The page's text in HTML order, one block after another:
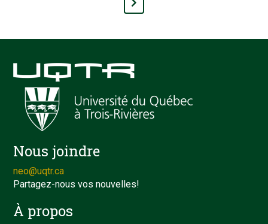
Nous joindre
neo@uqtr.ca
Partagez-nous vos nouvelles!
À propos